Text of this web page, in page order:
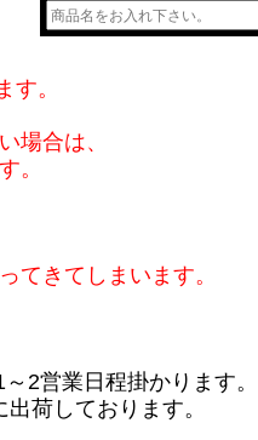
す。
場合は、
。
てきてしまいます。
2営業日程掛かります。
荷しております。